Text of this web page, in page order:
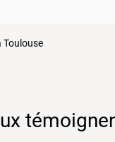
Toulouse